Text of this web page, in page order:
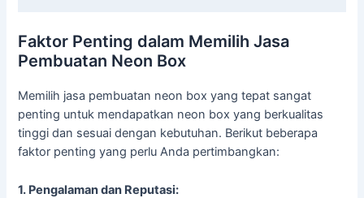
Faktor Penting dalam Memilih Jasa
Pembuatan Neon Box
Memilih jasa pembuatan neon box yang tepat sangat
penting untuk mendapatkan neon box yang berkualitas
tinggi dan sesuai dengan kebutuhan. Berikut beberapa
faktor penting yang perlu Anda pertimbangkan:
1. Pengalaman dan Reputasi: